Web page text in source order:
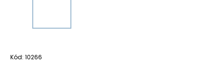
Kód: 10266